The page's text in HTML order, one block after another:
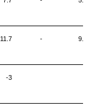
11.7 - 9.8
-3